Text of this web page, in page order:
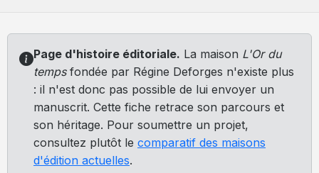
Envoyez un Manuscrit
Page d'histoire éditoriale. La maison L'Or du
tempsfondée par Régine Deforges n'existe plus
: il n'est donc pas possible de lui envoyer un
manuscrit. Cette fiche retrace son parcours et
son héritage. Pour soumettre un projet,
consultez plutôt le comparatif des maisons
d'édition actuelles.